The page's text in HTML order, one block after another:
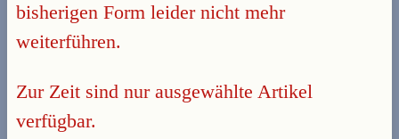
bisherigen Form leider nicht mehr
weiterführen.
Zur Zeit sind nur ausgewählte Artikel
verfügbar.